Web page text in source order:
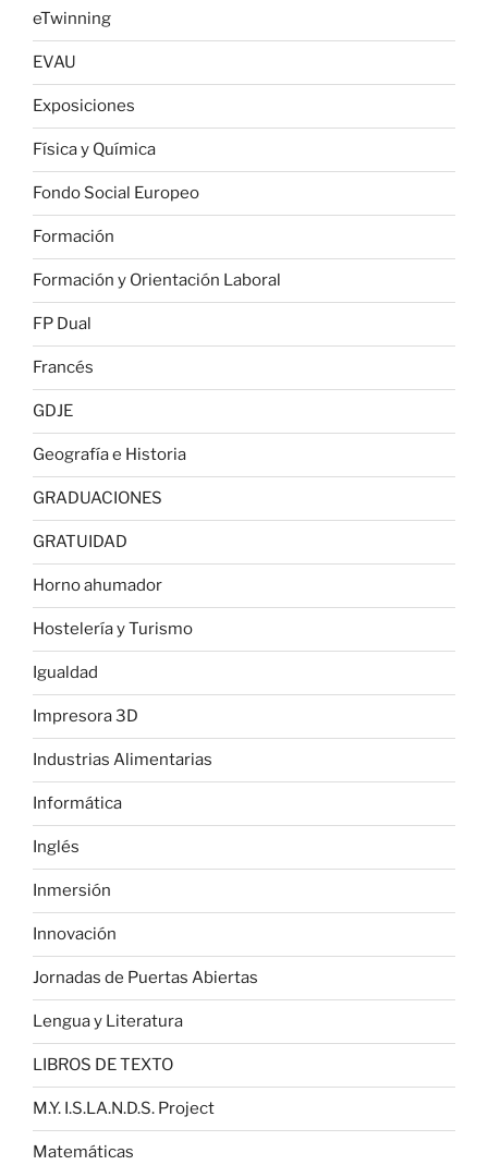
eTwinning
EVAU
Exposiciones
Física y Química
Fondo Social Europeo
Formación
Formación y Orientación Laboral
FP Dual
Francés
GDJE
Geografía e Historia
GRADUACIONES
GRATUIDAD
Horno ahumador
Hostelería y Turismo
Igualdad
Impresora 3D
Industrias Alimentarias
Informática
Inglés
Inmersión
Innovación
Jornadas de Puertas Abiertas
Lengua y Literatura
LIBROS DE TEXTO
M.Y. I.S.LA.N.D.S. Project
Matemáticas